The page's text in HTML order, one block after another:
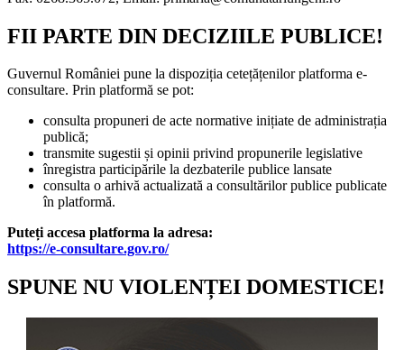
FII PARTE DIN DECIZIILE PUBLICE!
Guvernul României pune la dispoziția cetețățenilor platforma e-
consultare. Prin platformă se pot:
consulta propuneri de acte normative inițiate de administrația
publică;
transmite sugestii și opinii privind propunerile legislative
înregistra participările la dezbaterile publice lansate
consulta o arhivă actualizată a consultărilor publice publicate
în platformă.
Puteți accesa platforma la adresa:
https://e-consultare.gov.ro/
SPUNE NU VIOLENȚEI DOMESTICE!